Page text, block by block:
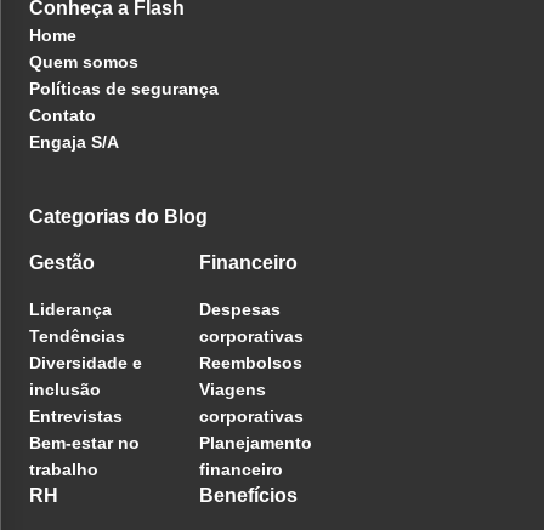
Conheça a Flash
Home
Quem somos
Políticas de segurança
Contato
Engaja S/A
Categorias do Blog
Gestão
Liderança
Tendências
Diversidade e
inclusão
Entrevistas
Bem-estar no
trabalho
Financeiro
Despesas
corporativas
Reembolsos
Viagens
corporativas
Planejamento
financeiro
RH Benefícios